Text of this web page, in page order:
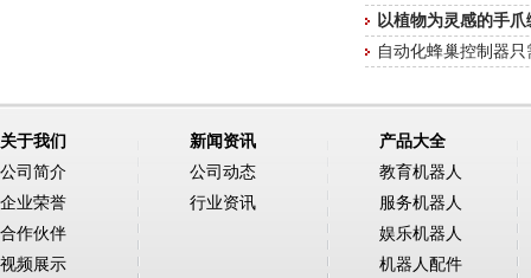
以植物为灵感的手
自动化蜂巢控制器
关于我们
公司简介
企业荣誉
合作伙伴
视频展示
新闻资讯
公司动态
行业资讯
产品大全
教育机器人
服务机器人
娱乐机器人
机器人配件